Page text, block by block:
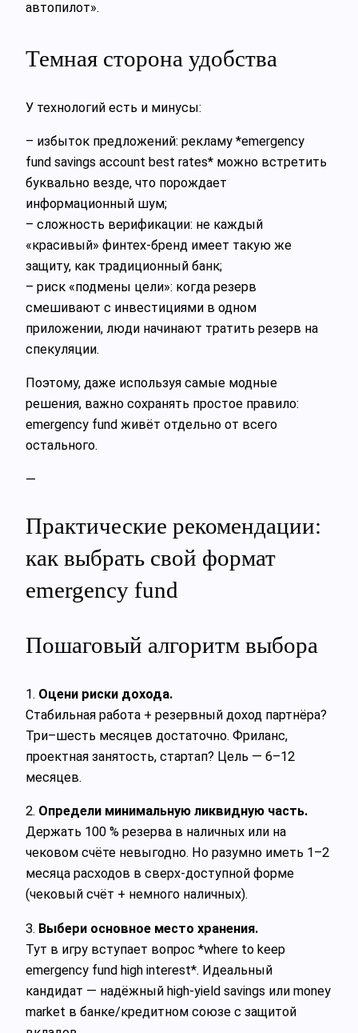
автопилот».
Темная сторона удобства
У технологий есть и минусы:
– избыток предложений: рекламу *emergency
fund savings account best rates* можно встретить
буквально везде, что порождает
информационный шум;
– сложность верификации: не каждый
«красивый» финтех‑бренд имеет такую же
защиту, как традиционный банк;
– риск «подмены цели»: когда резерв
смешивают с инвестициями в одном
приложении, люди начинают тратить резерв на
спекуляции.
Поэтому, даже используя самые модные
решения, важно сохранять простое правило:
emergency fund живёт отдельно от всего
остального.
—
Практические рекомендации:
как выбрать свой формат
emergency fund
Пошаговый алгоритм выбора
1. Оцени риски дохода.
Стабильная работа + резервный доход партнёра?
Три–шесть месяцев достаточно. Фриланс,
проектная занятость, стартап? Цель — 6–12
месяцев.
2. Определи минимальную ликвидную часть.
Держать 100 % резерва в наличных или на
чековом счёте невыгодно. Но разумно иметь 1–2
месяца расходов в сверх‑доступной форме
(чековый счёт + немного наличных).
3. Выбери основное место хранения.
Тут в игру вступает вопрос *where to keep
emergency fund high interest*. Идеальный
кандидат — надёжный high‑yield savings или money
market в банке/кредитном союзе с защитой